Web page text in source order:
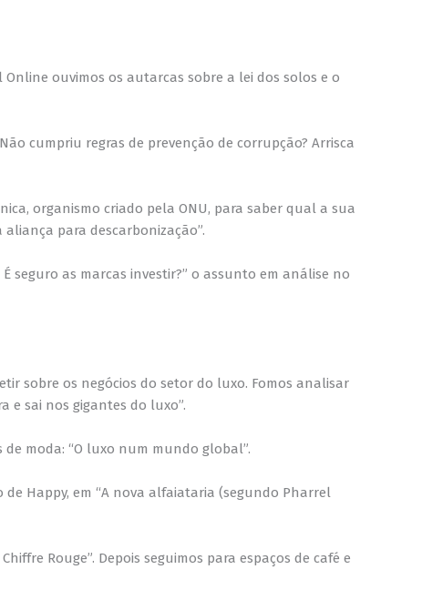
ouvimos os autarcas sobre a lei dos solos e o
cumpriu regras de prevenção de corrupção? Arrisca
organismo criado pela ONU, para saber qual a sua
para descarbonização”.
seguro as marcas investir?” o assunto em análise no
sobre os negócios do setor do luxo. Fomos analisar
e sai nos gigantes do luxo”.
moda: “O luxo num mundo global”.
Happy, em “A nova alfaiataria (segundo Pharrel
Rouge”. Depois seguimos para espaços de café e